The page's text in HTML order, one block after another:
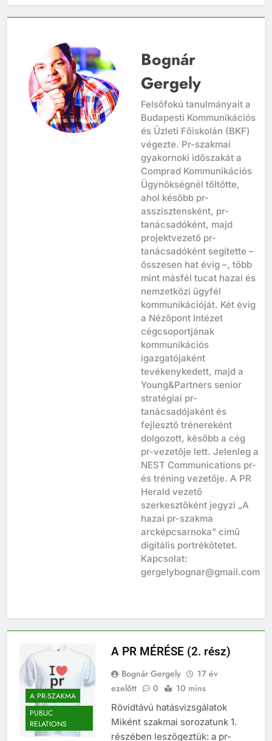
Bognár
Gergely
Felsőfokú tanulmányait a
Budapesti Kommunikációs
és Üzleti Főiskolán (BKF)
végezte. Pr-szakmai
gyakornoki időszakát a
Comprad Kommunikációs
Ügynökségnél töltötte,
ahol később pr-
asszisztensként, pr-
tanácsadóként, majd
projektvezető pr-
tanácsadóként segítette –
összesen hat évig –, több
mint másfél tucat hazai és
nemzetközi ügyfél
kommunikációját. Két évig
a Nézőpont Intézet
cégcsoportjának
kommunikációs
igazgatójaként
tevékenykedett, majd a
Young&Partners senior
stratégiai pr-
tanácsadójaként és
fejlesztő trénereként
dolgozott, később a cég
pr-vezetője lett. Jelenleg a
NEST Communications pr-
és tréning vezetője. A PR
Herald vezető
szerkesztőként jegyzi „A
hazai pr-szakma
arcképcsarnoka” című
digitális portrékötetet.
Kapcsolat:
A PR-SZAKMA
PUBLIC
RELATIONS
A PR MÉRÉSE (2. rész)
Bognár Gergely
17 év
Rövidtávú hatásvizsgálatok
Miként szakmai sorozatunk 1.